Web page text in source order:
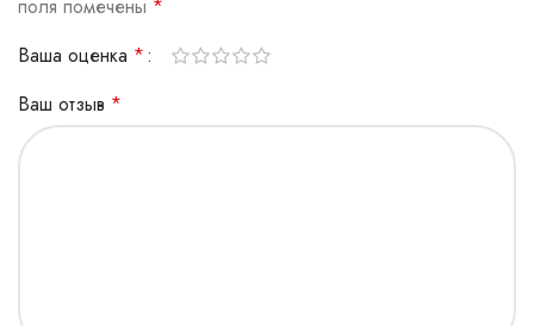
поля помечены *
Ваша оценка *
Ваш отзыв *